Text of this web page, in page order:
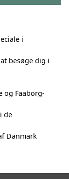
i
besøge dig i
og Faaborg-
de
Danmark